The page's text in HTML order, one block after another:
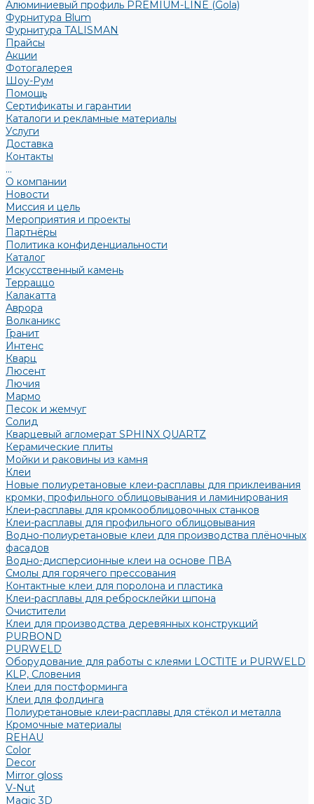
Алюминиевый профиль PREMIUM-LINE (Gola)
Фурнитура Blum
Фурнитура TALISMAN
Прайсы
Акции
Фотогалерея
Шоу-Рум
Помощь
Сертификаты и гарантии
Каталоги и рекламные материалы
Услуги
Доставка
Контакты
...
О компании
Новости
Миссия и цель
Мероприятия и проекты
Партнёры
Политика конфиденциальности
Каталог
Искусственный камень
Терраццо
Калакатта
Аврора
Волканикс
Гранит
Интенс
Кварц
Люсент
Лючия
Мармо
Песок и жемчуг
Солид
Кварцевый агломерат SPHINX QUARTZ
Керамические плиты
Мойки и раковины из камня
Клеи
Новые полиуретановые клеи-расплавы для приклеивания
кромки, профильного облицовывания и ламинирования
Клеи-расплавы для кромкооблицовочных станков
Клеи-расплавы для профильного облицовывания
Водно-полиуретановые клеи для производства плёночных
фасадов
Водно-дисперсионные клеи на основе ПВА
Смолы для горячего прессования
Контактные клеи для поролона и пластика
Клеи-расплавы для ребросклейки шпона
Очистители
Клеи для производства деревянных конструкций
PURBOND
PURWELD
Оборудование для работы с клеями LOCTITE и PURWELD
KLP, Словения
Клеи для постформинга
Клеи для фолдинга
Полиуретановые клеи-расплавы для стёкол и металла
Кромочные материалы
REHAU
Color
Decor
Mirror gloss
V-Nut
Magic 3D